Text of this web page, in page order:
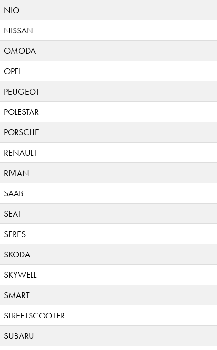
NIO
NISSAN
OMODA
OPEL
PEUGEOT
POLESTAR
PORSCHE
RENAULT
RIVIAN
SAAB
SEAT
SERES
SKODA
SKYWELL
SMART
STREETSCOOTER
SUBARU